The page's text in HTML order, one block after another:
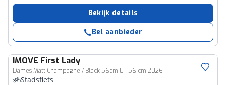
Bekijk details
Bel aanbieder
IMOVE First Lady
Dames Matt Champagne / Black 56cm L - 56 cm 2026
Stadsfiets